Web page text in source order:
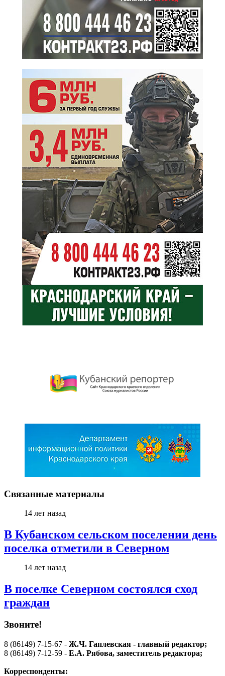
Связанные материалы
14 лет назад
В Кубанском сельском поселении день
поселка отметили в Северном
14 лет назад
В поселке Северном состоялся сход
граждан
Звоните!
8 (86149) 7-15-67 - Ж.Ч. Гаплевская - главный редактор;
8 (86149) 7-12-59 - Е.А. Рябова, заместитель редактора;
Корреспонденты: